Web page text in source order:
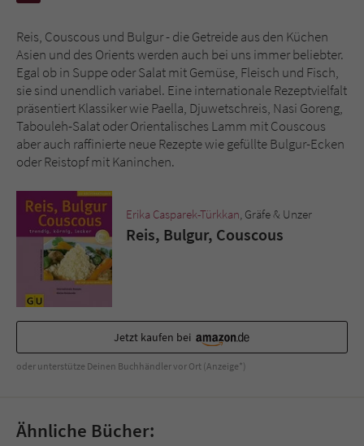
Reis, Couscous und Bulgur - die Getreide aus den Küchen
Asien und des Orients werden auch bei uns immer beliebter.
Egal ob in Suppe oder Salat mit Gemüse, Fleisch und Fisch,
sie sind unendlich variabel. Eine internationale Rezeptvielfalt
präsentiert Klassiker wie Paella, Djuwetschreis, Nasi Goreng,
Tabouleh-Salat oder Orientalisches Lamm mit Couscous
aber auch raffinierte neue Rezepte wie gefüllte Bulgur-Ecken
oder Reistopf mit Kaninchen.
Erika Casparek-Türkkan , Gräfe & Unzer
Reis, Bulgur, Couscous
Jetzt kaufen bei
oder unterstütze Deinen Buchhändler vor Ort (Anzeige*)
Ähnliche Bücher:
Name tx_pwcomments_ahash
Anbieter Literatur-Couch Medien GmbH & Co. KG
Laufzeit 1 Jahr
Zweck Cookie für Kommentare einzelner Buchtitel
Name
Anbieter Literatur-Couch Medien GmbH & Co. KG
Laufzeit
Zweck
Kommunikation der Webseite mit dem
Benutzer. Es wird benötigt um z. B. den
Sicherheitscode des Kontaktformulars zu